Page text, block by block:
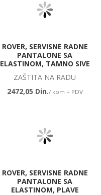
ROVER, SERVISNE RADNE
PANTALONE SA
ELASTINOM, TAMNO SIVE
ZAŠTITA NA RADU
2472,05 Din./ kom + PDV
ROVER, SERVISNE RADNE
PANTALONE SA
ELASTINOM, PLAVE